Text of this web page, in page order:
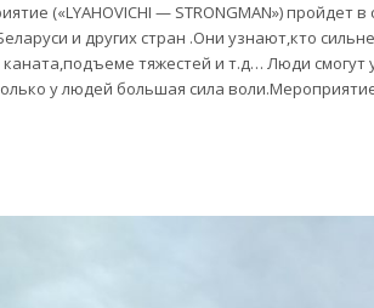
(«LYAHOVICHI — STRONGMAN») пройдет
и других стран .Они узнают,кто
тяжестей и т.д… Люди
у людей большая сила